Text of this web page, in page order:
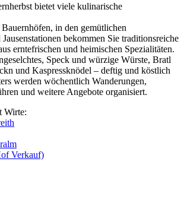
bietet viele kulinarische
in den gemütlichen
bekommen Sie traditionsreiche
erntefrischen und heimischen Spezialitäten.
Speck und würzige Würste, Bratl
und Kaspressknödel – deftig und köstlich
werden wöchentlich Wanderungen,
und weitere Angebote organisiert.
Wirte:
Verkauf)